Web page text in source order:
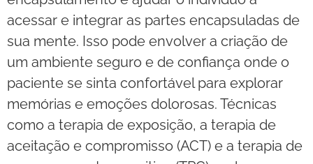
acessar e integrar as partes encapsuladas de
sua mente. Isso pode envolver a criação de
um ambiente seguro e de confiança onde o
paciente se sinta confortável para explorar
memórias e emoções dolorosas. Técnicas
como a terapia de exposição, a terapia de
aceitação e compromisso (ACT) e a terapia de